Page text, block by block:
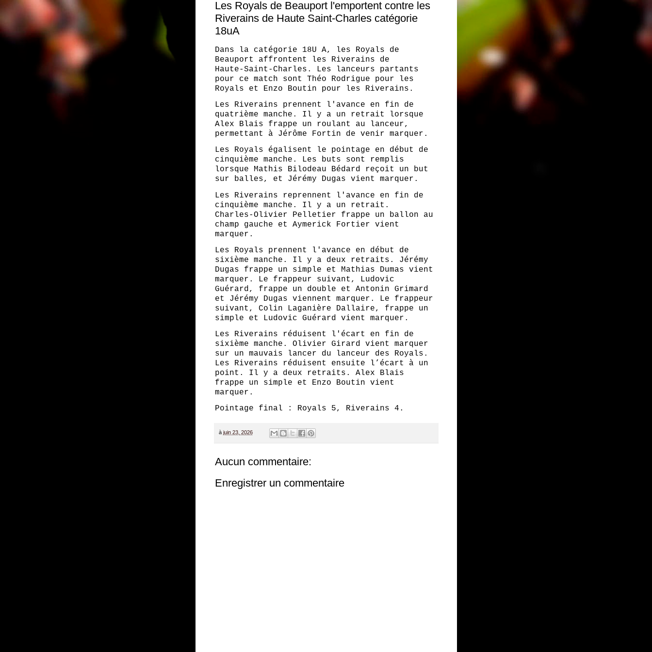
Les Royals de Beauport l'emportent contre les
Riverains de Haute Saint-Charles catégorie
18uA
Dans la catégorie 18U A, les Royals de
Beauport affrontent les Riverains de
Haute‑Saint‑Charles. Les lanceurs partants
pour ce match sont Théo Rodrigue pour les
Royals et Enzo Boutin pour les Riverains.
Les Riverains prennent l'avance en fin de
quatrième manche. Il y a un retrait lorsque
Alex Blais frappe un roulant au lanceur,
permettant à Jérôme Fortin de venir marquer.
Les Royals égalisent le pointage en début de
cinquième manche. Les buts sont remplis
lorsque Mathis Bilodeau Bédard reçoit un but
sur balles, et Jérémy Dugas vient marquer.
Les Riverains reprennent l'avance en fin de
cinquième manche. Il y a un retrait.
Charles‑Olivier Pelletier frappe un ballon au
champ gauche et Aymerick Fortier vient
marquer.
Les Royals prennent l'avance en début de
sixième manche. Il y a deux retraits. Jérémy
Dugas frappe un simple et Mathias Dumas vient
marquer. Le frappeur suivant, Ludovic
Guérard, frappe un double et Antonin Grimard
et Jérémy Dugas viennent marquer. Le frappeur
suivant, Colin Laganière Dallaire, frappe un
simple et Ludovic Guérard vient marquer.
Les Riverains réduisent l'écart en fin de
sixième manche. Olivier Girard vient marquer
sur un mauvais lancer du lanceur des Royals.
Les Riverains réduisent ensuite l’écart à un
point. Il y a deux retraits. Alex Blais
frappe un simple et Enzo Boutin vient
marquer.
Pointage final : Royals 5, Riverains 4.
à juin 23, 2026
Aucun commentaire:
Enregistrer un commentaire